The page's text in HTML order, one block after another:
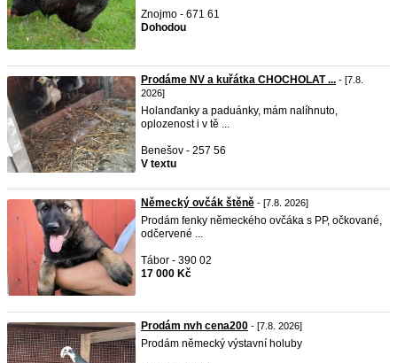
Znojmo - 671 61
Dohodou
Prodáme NV a kuřátka CHOCHOLAT ... - [7.8.
2026]
Holanďanky a paduánky, mám nalíhnuto,
oplozenost i v tě ...
Benešov - 257 56
V textu
Německý ovčák štěně - [7.8. 2026]
Prodám fenky německého ovčáka s PP, očkované,
odčervené ...
Tábor - 390 02
17 000 Kč
Prodám nvh cena200 - [7.8. 2026]
Prodám německý výstavní holuby